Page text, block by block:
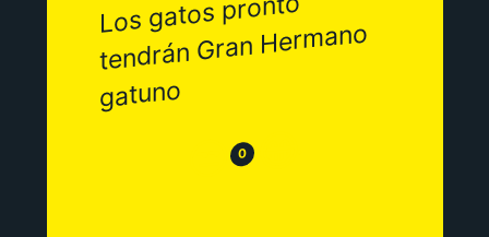
Los gatos pronto
tendrán Gran Her
mano
gatuno
😒 0 😂